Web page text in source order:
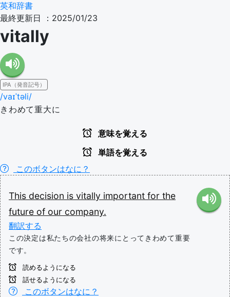
英和辞書
最終更新日 ：2025/01/23
vitally
IPA（発音記号）
/vaɪˈtəli/
きわめて重大に
意味を覚える
単語を覚える
このボタンはなに？
This decision is vitally important for the
future of our company.
翻訳する
この決定は私たちの会社の将来にとってきわめて重要
です。
読めるようになる
話せるようになる
このボタンはなに？